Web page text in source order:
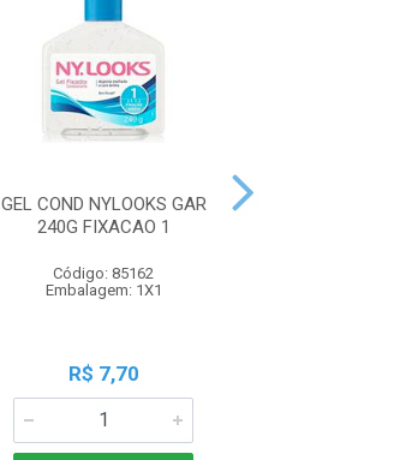
GEL COND NYLOOKS GAR
240G FIXACAO 1
Código: 85162
Embalagem: 1X1
R$ 7,70